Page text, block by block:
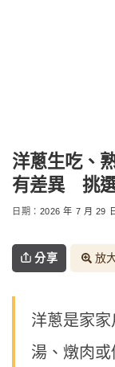
洋蔥生吃、
有差異 挑
日期： 2026 年 7 月 29
分享 放
洋蔥是家
湯、燉肉